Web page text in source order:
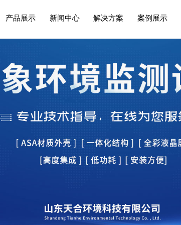
产品展示 新闻中心 解决方案 案例展示